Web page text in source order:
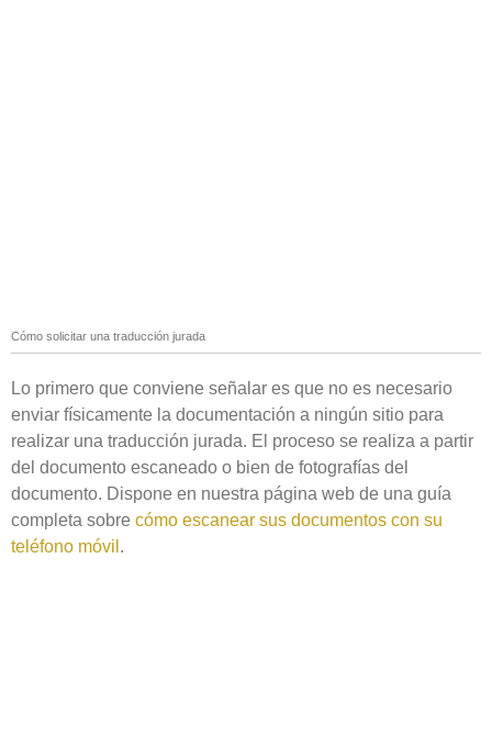
Cómo solicitar una traducción jurada
Lo primero que conviene señalar es que no es necesario
enviar físicamente la documentación a ningún sitio para
realizar una traducción jurada. El proceso se realiza a partir
del documento escaneado o bien de fotografías del
documento. Dispone en nuestra página web de una guía
completa sobre cómo escanear sus documentos con su
teléfono móvil .